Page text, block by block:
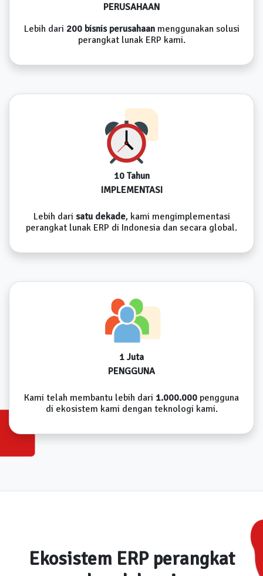
PERUSAHAAN
Lebih dari 200 bisnis perusahaanmenggunakan solusi
perangkat lunak ERP kami.
10 Tahun
IMPLEMENTASI
Lebih dari satu dekade, kami mengimplementasi
perangkat lunak ERP di Indonesia dan secara global.
1 Juta
PENGGUNA
Kami telah membantu lebih dari 1.000.000 pengguna
di ekosistem kami dengan teknologi kami.
Ekosistem ERP perangkat